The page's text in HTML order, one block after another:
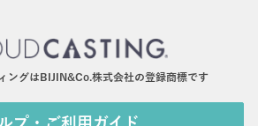
ングはBIJIN&Co.株式会社の登録商標です